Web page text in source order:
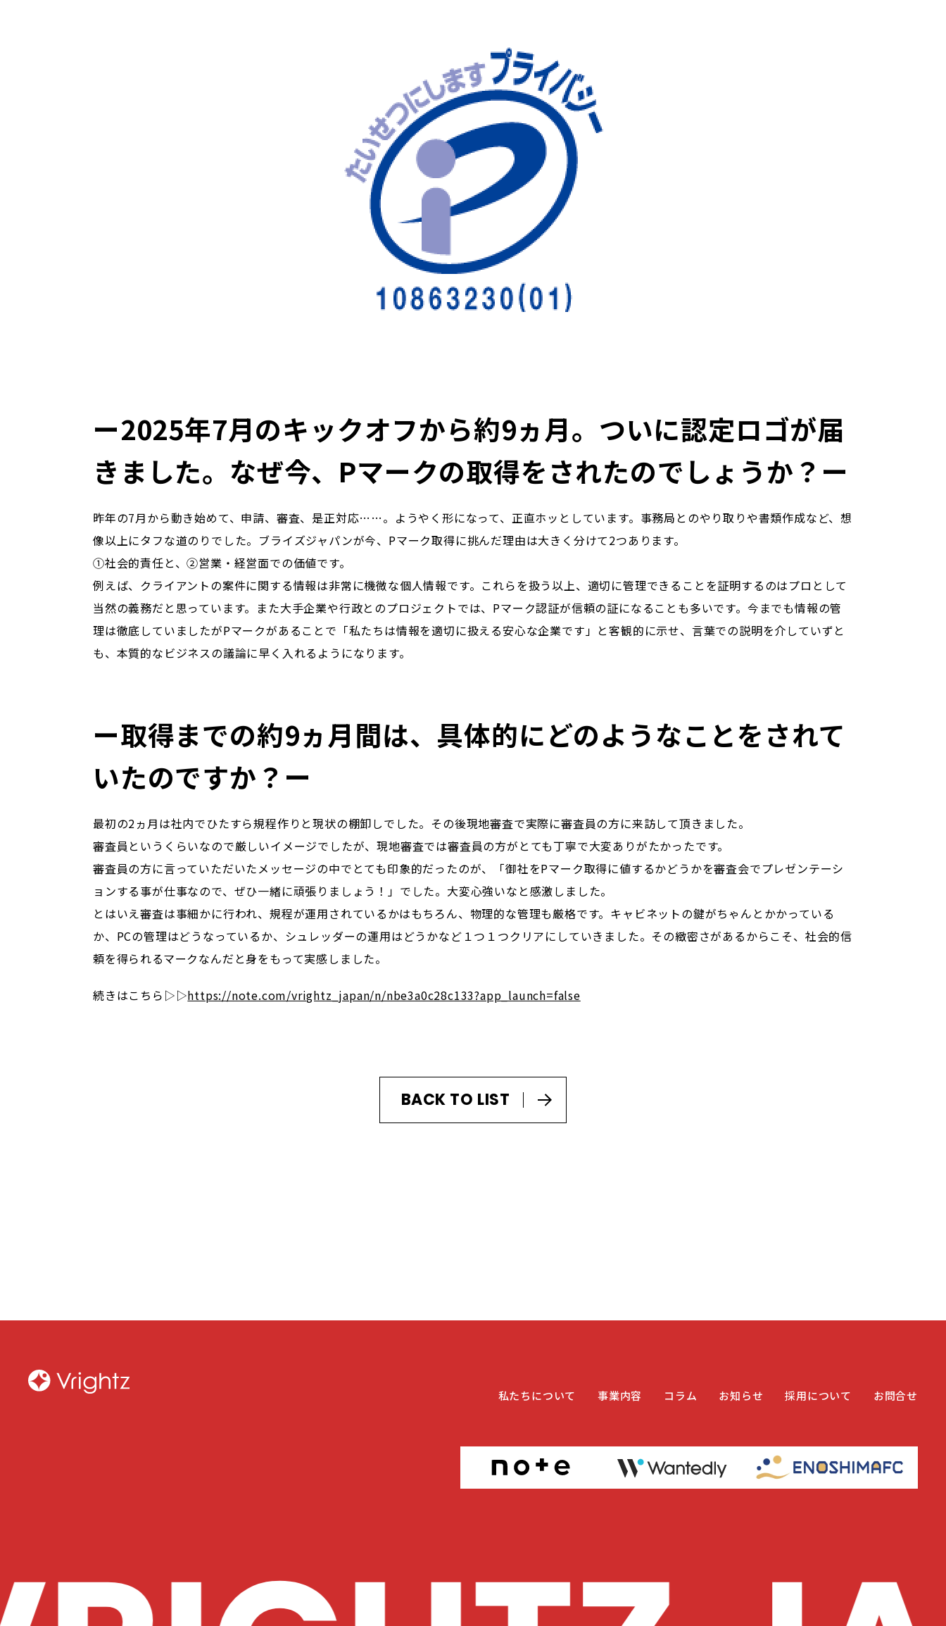
ー2025年7月のキックオフから約9ヵ月。ついに認定ロゴが届
きました。なぜ今、Pマークの取得をされたのでしょうか？ー
昨年の7月から動き始めて、申請、審査、是正対応……。ようやく形になって、正直ホッとしています。事務局とのやり取りや書類作成など、想
像以上にタフな道のりでした。ブライズジャパンが今、Pマーク取得に挑んだ理由は大きく分けて2つあります。
①社会的責任と、②営業・経営面での価値です。
例えば、クライアントの案件に関する情報は非常に機微な個人情報です。これらを扱う以上、適切に管理できることを証明するのはプロとして
当然の義務だと思っています。また大手企業や行政とのプロジェクトでは、Pマーク認証が信頼の証になることも多いです。今までも情報の管
理は徹底していましたがPマークがあることで「私たちは情報を適切に扱える安心な企業です」と客観的に示せ、言葉での説明を介していずと
も、本質的なビジネスの議論に早く入れるようになります。
ー取得までの約9ヵ月間は、具体的にどのようなことをされて
いたのですか？ー
最初の2ヵ月は社内でひたすら規程作りと現状の棚卸しでした。その後現地審査で実際に審査員の方に来訪して頂きました。
審査員というくらいなので厳しいイメージでしたが、現地審査では審査員の方がとても丁寧で大変ありがたかったです。
審査員の方に言っていただいたメッセージの中でとても印象的だったのが、「御社をPマーク取得に値するかどうかを審査会でプレゼンテーシ
ョンする事が仕事なので、ぜひ一緒に頑張りましょう！」でした。大変心強いなと感激しました。
とはいえ審査は事細かに行われ、規程が運用されているかはもちろん、物理的な管理も厳格です。キャビネットの鍵がちゃんとかかっている
か、PCの管理はどうなっているか、シュレッダーの運用はどうかなど１つ１つクリアにしていきました。その緻密さがあるからこそ、社会的信
頼を得られるマークなんだと身をもって実感しました。
続きはこちら▷▷https://note.com/vrightz_japan/n/nbe3a0c28c133?app_launch=false
BACK TO LIST
私たちについて 事業内容 コラム お知らせ 採用について お問合せ